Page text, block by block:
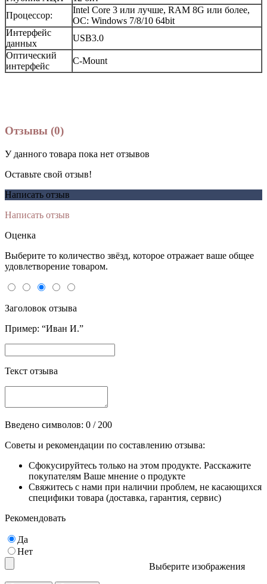
Процессор:
Intel Core 3 или лучше, RAM 8G или более,
ОС: Windows 7/8/10 64bit
Интерфейс
данных
USB3.0
Оптический
интерфейс
C-Mount
Отзывы (0)
У данного товара пока нет отзывов
Оставьте свой отзыв!
Написать отзыв
Написать отзыв
Оценка
Выберите то количество звёзд, которое отражает ваше общее
удовлетворение товаром.
Заголовок отзыва
Пример: “Иван И.”
Текст отзыва
Введено символов: 0 / 200
Советы и рекомендации по составлению отзыва:
Сфокусируйтесь только на этом продукте. Расскажите
покупателям Ваше мнение о продукте
Свяжитесь с нами при наличии проблем, не касающихся
специфики товара (доставка, гарантия, сервис)
Рекомендовать
Да
Нет
Выберите изображения